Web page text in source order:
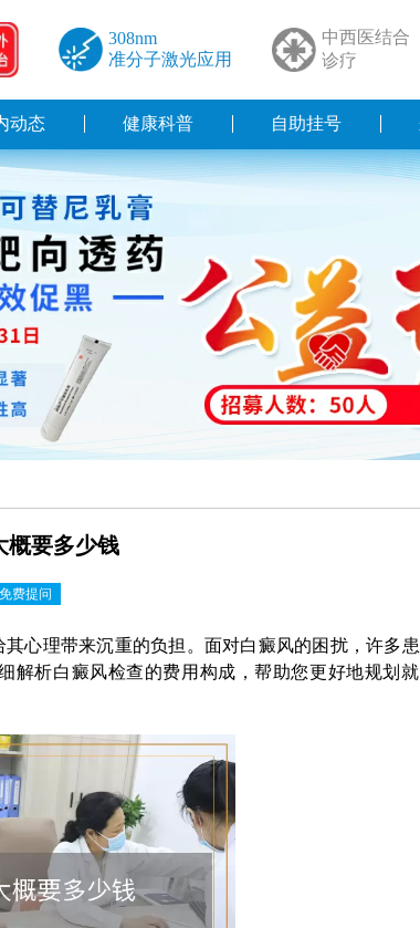
308nm
准分子激光应用
中西医结合
诊疗
动态 健康科普 自助挂号
概要多少钱
免费提问
心理带来沉重的负担。面对白癜风的困扰，许多
解析白癜风检查的费用构成，帮助您更好地规划